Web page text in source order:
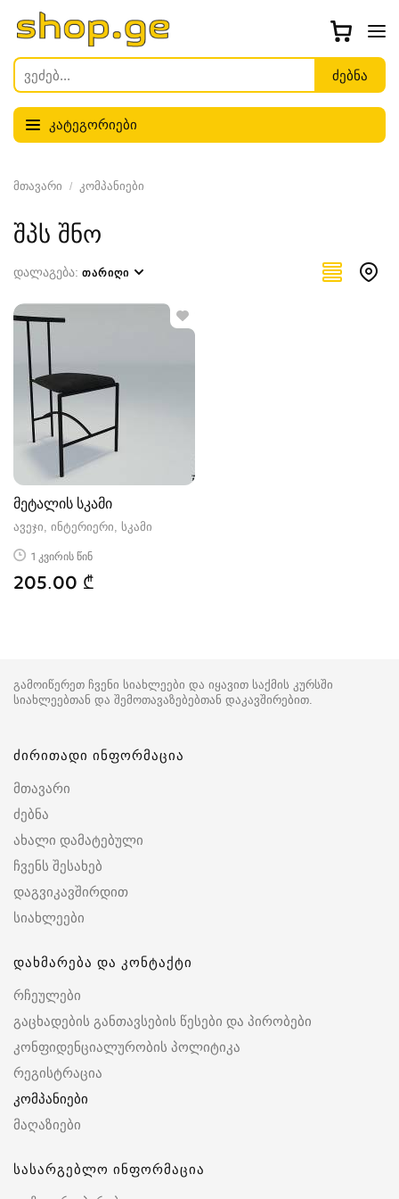
კატეგორიები
მთავარი კომპანიები
შპს შნო
დალაგება: ᲗᲐᲠᲘᲦᲘ
მეტალის სკამი
ავეჯი, ინტერიერი, სკამი
1 კვირის წინ
205.00 ₾
გამოიწერეთ ჩვენი სიახლეები და იყავით საქმის კურსში
სიახლეებთან და შემოთავაზებებთან დაკავშირებით.
ძირითადი ინფორმაცია
მთავარი
ძებნა
ახალი დამატებული
ჩვენს შესახებ
დაგვიკავშირდით
სიახლეები
დახმარება და კონტაქტი
რჩეულები
გაცხადების განთავსების წესები და პირობები
კონფიდენციალურობის პოლიტიკა
რეგისტრაცია
კომპანიები
მაღაზიები
სასარგებლო ინფორმაცია